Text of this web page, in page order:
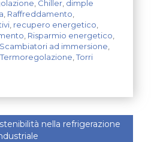
Chiller dimple
Raffreddamento
recupero energetico
Risparmio energetico
Scambiatori ad immersione
Termoregolazione ,Torri
nella refrigerazione